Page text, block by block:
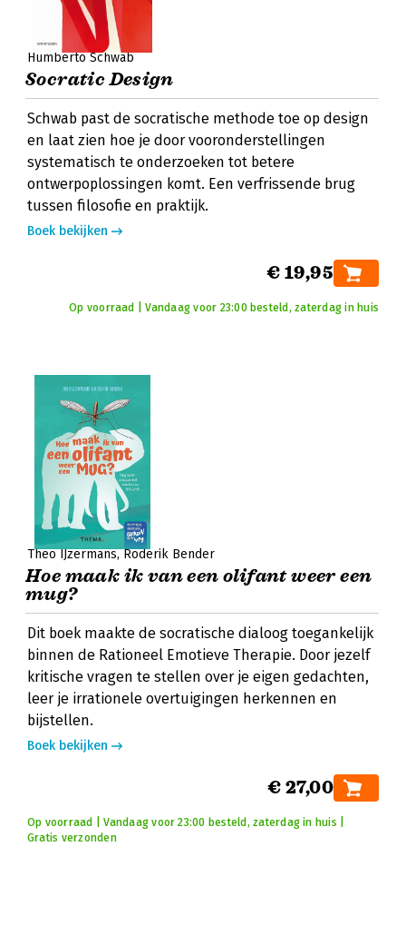
Humberto Schwab
Socratic Design
Schwab past de socratische methode toe op design
en laat zien hoe je door vooronderstellingen
systematisch te onderzoeken tot betere
ontwerpoplossingen komt. Een verfrissende brug
tussen filosofie en praktijk.
Boek bekijken
€ 19,95
Op voorraad | Vandaag voor 23:00 besteld, zaterdag in huis
Theo IJzermans Roderik Bender
Hoe maak ik van een olifant weer een
mug?
Dit boek maakte de socratische dialoog toegankelijk
binnen de Rationeel Emotieve Therapie. Door jezelf
kritische vragen te stellen over je eigen gedachten,
leer je irrationele overtuigingen herkennen en
bijstellen.
Boek bekijken
€ 27,00
Op voorraad | Vandaag voor 23:00 besteld, zaterdag in huis |
Gratis verzonden